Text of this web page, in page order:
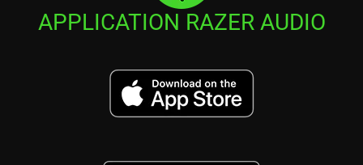
APPLICATION RAZER AUDIO